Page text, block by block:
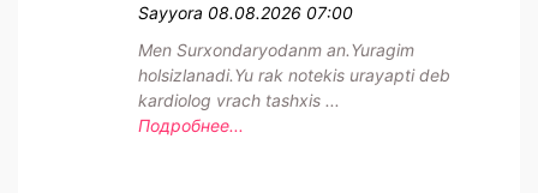
Sayyora 08.08.2026 07:00
Men Surxondaryodanm an.Yuragim
holsizlanadi.Yu rak notekis urayapti deb
kardiolog vrach tashxis ...
Подробнее...